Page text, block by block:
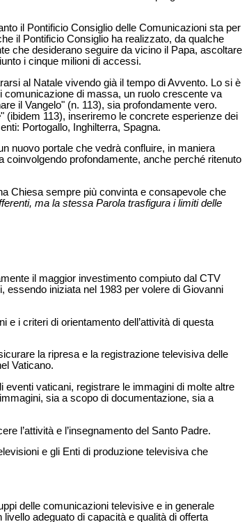
il Pontificio Consiglio delle Comunicazioni sta per
il Pontificio Consiglio ha realizzato, da qualche
che desiderano seguire da vicino il Papa, ascoltare
i cinque milioni di accessi.
al Natale vivendo già il tempo di Avvento. Lo si è
comunicazione di massa, un ruolo crescente va
il Vangelo" (n. 113), sia profondamente vero.
" (ibidem 113), inseriremo le concrete esperienze dei
Portogallo, Inghilterra, Spagna.
nuovo portale che vedrà confluire, in maniera
profondamente, anche perché ritenuto
Chiesa sempre più convinta e consapevole che
ma la stessa Parola trasfigura i limiti delle
il maggior investimento compiuto dal CTV
essendo iniziata nel 1983 per volere di Giovanni
e i criteri di orientamento dell’attività di questa
la ripresa e la registrazione televisiva delle
Vaticano.
eventi vaticani, registrare le immagini di molte altre
sia a scopo di documentazione, sia a
l’attività e l’insegnamento del Santo Padre.
e gli Enti di produzione televisiva che
delle comunicazioni televisive e in generale
adeguato di capacità e qualità di offerta